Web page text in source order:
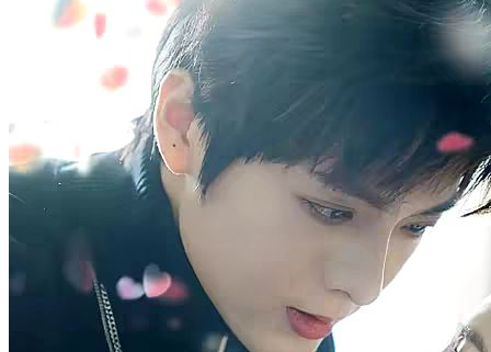
Pertarungan Tinju Besi
60 Episodes
Pada awal abad ke-20, Lu Cheng mencapai puncak seni bela diri
dan menjadi yang terkuat di dunia. Dia berjanji kepada ibunya yang
sedang sekarat untuk menikahi putri sulung dari keluarga
terpandang, Yu Nanyi, dan bersumpah tidak akan pernah bertarung
lagi setelah pernikahan mereka. Namun, pernikahan itu hanyalah
formalitas bagi Yu Nanyi untuk menenangkan orang tuanya, dengan
masa berlaku tiga tahun. Setelah kekasihnya, Li Youwei, kembali
setelah belajar di luar negeri, pernikahan itu akan berakhir. Setelah
tiga tahun berlalu, Li Youwei akhirnya kembali, tapi Yu Nanyi
menyadari bahwa dia tidak bisa lagi hidup tanpa Lu Cheng.